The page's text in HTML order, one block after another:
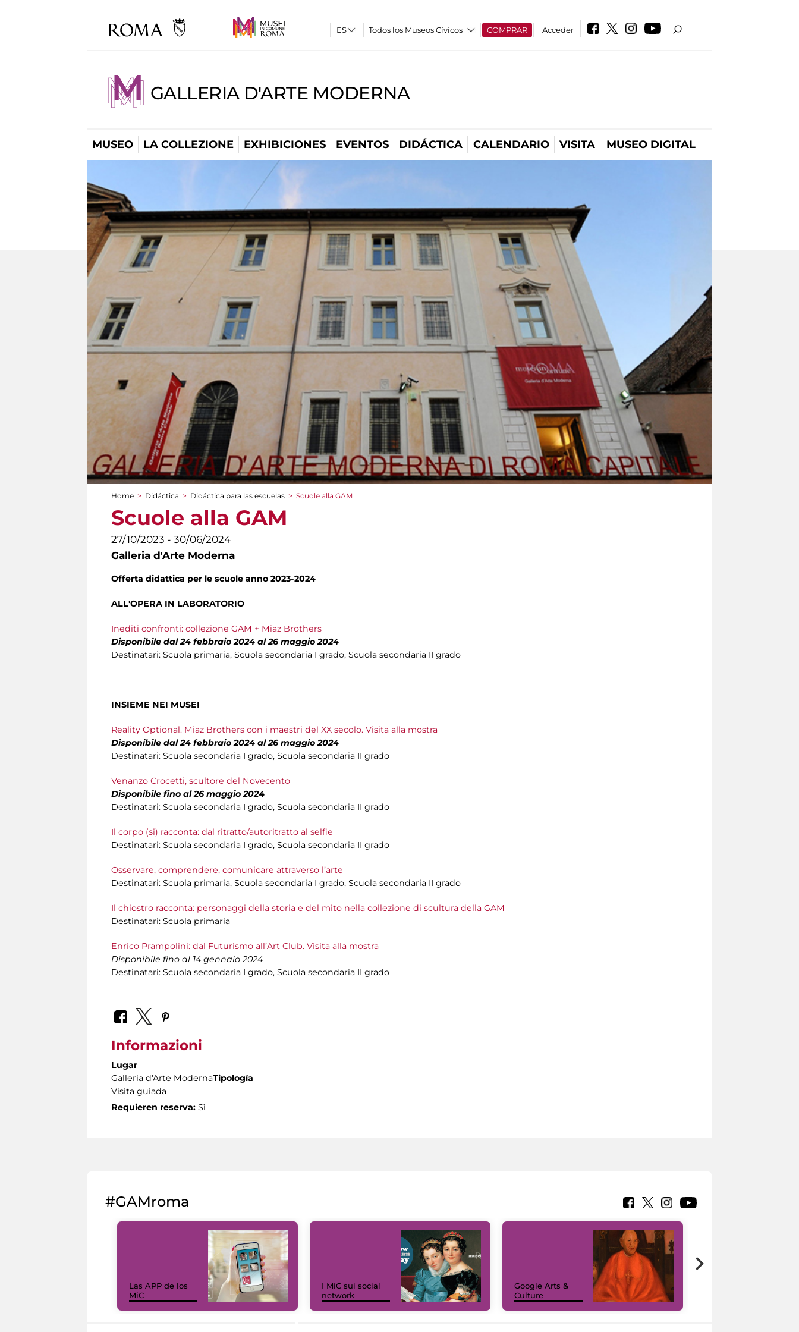
Todos los Museos Cívicos COMPRAR Acceder
GALLERIA D'ARTE MODERNA
MUSEO LA COLLEZIONE EXHIBICIONES EVENTOS DIDÁCTICA CALENDARIO VISITA MUSEO DIGITAL
You are here
Home > Didáctica > Didáctica para las escuelas > Scuole alla GAM
Scuole alla GAM
27/10/2023 - 30/06/2024
Galleria d'Arte Moderna
Offerta didattica per le scuole anno 2023-2024
ALL'OPERA IN LABORATORIO
Inediti confronti: collezione GAM + Miaz Brothers
Disponibile dal 24 febbraio 2024 al 26 maggio 2024
Destinatari: Scuola primaria, Scuola secondaria I grado, Scuola secondaria II grado
INSIEME NEI MUSEI
Reality Optional. Miaz Brothers con i maestri del XX secolo. Visita alla mostra
Disponibile dal 24 febbraio 2024 al 26 maggio 2024
Destinatari: Scuola secondaria I grado, Scuola secondaria II grado
Venanzo Crocetti, scultore del Novecento
Disponibile fino al 26 maggio 2024
Destinatari: Scuola secondaria I grado, Scuola secondaria II grado
Il corpo (si) racconta: dal ritratto/autoritratto al selfie
Destinatari: Scuola secondaria I grado, Scuola secondaria II grado
Osservare, comprendere, comunicare attraverso l’arte
Destinatari: Scuola primaria, Scuola secondaria I grado, Scuola secondaria II grado
Il chiostro racconta: personaggi della storia e del mito nella collezione di scultura della GAM
Destinatari: Scuola primaria
Enrico Prampolini: dal Futurismo all’Art Club. Visita alla mostra
Disponibile fino al 14 gennaio 2024
Destinatari: Scuola secondaria I grado, Scuola secondaria II grado
Informazioni
Lugar
Galleria d'Arte ModernaTipología
Visita guiada
Requieren reserva: Sì
#GAMroma
Las APP de los
MiC
I MiC sui social
network
Google Arts &
Culture